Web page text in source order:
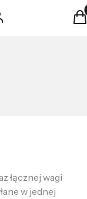
się
łącznej wagi
w jednej